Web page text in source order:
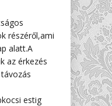
részéről,ami
alatt.A
az érkezés
estig